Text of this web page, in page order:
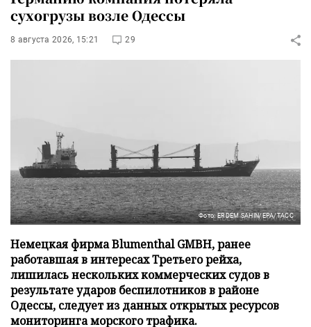
сухогрузы возле Одессы
8 августа 2026, 15:21 29
Фото: ERDEM SAHIN/EPA/ТАСС
Немецкая фирма Blumenthal GMBH, ранее
работавшая в интересах Третьего рейха,
лишилась нескольких коммерческих судов в
результате ударов беспилотников в районе
Одессы, следует из данных открытых ресурсов
мониторинга морского трафика.